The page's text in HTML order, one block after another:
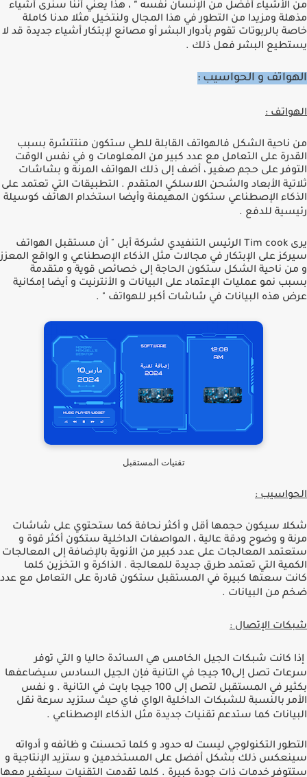
من اﻷشياء أفضل من اﻹنسان نفسه " ، هذا يعني أننا سنرى أشياء
مذهلة ومزيدا من التطور في هذا المجال ولنتخيل مثلا مدنا كاملة
خاصة بالربوتات تقوم بأدوار البشر أو مصانع ﻹبتكار أشياء جديدة قد لا
يستطيع البشر فعل ذلك .
الهواتف و الحواسيب :
الهواتف:
من ناحية الشكل فالهواتف القابلة للطي ستكون منتتشرة بسبب
القدرة على التعامل مع عدد كبير من المعلومات و في نفس الوقت
التوفر على حجم صغير ، أضف إلى ذلك الهواتف المرنة و بشاشات
ثلاتية اﻷبعاد والشحن اللاسلكي المتقدم . التطبيقات التي تعتمد على
الذكاء اﻹصطناعي ستكون المهيمنة وأيضا استخدام الهاتف كوسيلة
رئيسية للدفع .
يرى Tim cook الرئيس التنفيدي لشركة أبل " أن مستقبل الهواتف
سيركز على اﻹبتكار في مجالات مثل الذكاء اﻹصطناعي و الواقع المعزز
و من ناحية الشكل ستكون الحاجة إلى خصائص قوية و متقدمة
بسبب نمو عمليات اﻹعتماد على البيانات و الأنترنيت و أيضا إمكانية
عرض هذه البيانات في شاشات أكبر للهواتف " .
تقنيات المستقبل
الحواسيب:
شكلا سيكون حجمها أقل و أكثر نحافة كما ستحتوي على شاشات
مرنة و وضوح ودقة عالية ، المواصفات الداخلية ستكون أكثر قوة و
ستعتمد المعالجات على عدد كبير من اﻷنوية باﻹضافة إلى المعالجات
الكمية التي تعتمد طرق جديدة للمعالجة . الذاكرة و التخزين كلما
كانت سعتها كبيرة في المستقبل ستكون قادرة على التعامل مع عدد
ضخم من البيانات .
شبكات اﻹتصال:
إذا كانت شبكات الجيل الخامس هي السائدة حاليا و التي توفر
سرعات تصل إلى10 جيجا في التانية فإن الجيل السادس سيضاعفها
بكثير في المستقبل لتصل إلى 100 جيجا بايت في التانية . و نفس
اﻷمر بالنسبة للشبكات الداخلية الواي فاي حيث ستزيد سرعة نقل
البيانات كما ستدعم تقنيات جديدة مثل الذكاء اﻹصطناعي .
التطور التكنولوجي ليست له حدود و كلما تحسنت و ظائفه و أدواته
سينعكس ذلك بشكل أفضل على المستخدمين و ستزيد اﻹنتاجية و
ستتوفر خدمات ذات جودة كبيرة . كلما تقدمت التقنيات سيتغير معها